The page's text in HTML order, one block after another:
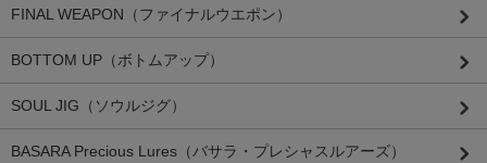
FINAL WEAPON（ファイナルウエポン）
BOTTOM UP（ボトムアップ）
SOUL JIG（ソウルジグ）
BASARA Precious Lures（バサラ・プレシャスルアーズ）